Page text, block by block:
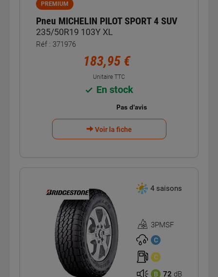
PREMIUM
Pneu MICHELIN PILOT SPORT 4 SUV
235/50R19 103Y XL
Réf : 371976
183,95 €
Unitaire TTC
En stock
Voir la fiche
4 saisons
Homologation
3PMSF
3PMSF
C
C
B 72 dB